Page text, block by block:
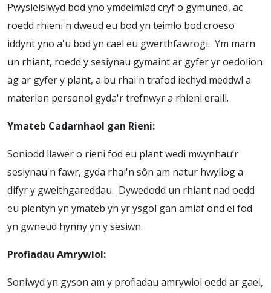
Pwysleisiwyd bod yno ymdeimlad cryf o gymuned, ac
roedd rhieni'n dweud eu bod yn teimlo bod croeso
iddynt yno a'u bod yn cael eu gwerthfawrogi. Ym marn
un rhiant, roedd y sesiynau gymaint ar gyfer yr oedolion
ag ar gyfer y plant, a bu rhai'n trafod iechyd meddwl a
materion personol gyda'r trefnwyr a rhieni eraill.
Ymateb Cadarnhaol gan Rieni:
Soniodd llawer o rieni fod eu plant wedi mwynhau’r
sesiynau'n fawr, gyda rhai'n sôn am natur hwyliog a
difyr y gweithgareddau. Dywedodd un rhiant nad oedd
eu plentyn yn ymateb yn yr ysgol gan amlaf ond ei fod
yn gwneud hynny yn y sesiwn.
Profiadau Amrywiol:
Soniwyd yn gyson am y profiadau amrywiol oedd ar gael,